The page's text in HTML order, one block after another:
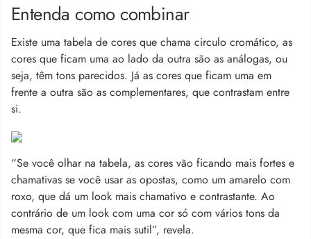
Entenda como combinar
Existe uma tabela de cores que chama circulo cromático, as
cores que ficam uma ao lado da outra são as análogas, ou
seja, têm tons parecidos. Já as cores que ficam uma em
frente a outra são as complementares, que contrastam entre
si.
“Se você olhar na tabela, as cores vão ficando mais fortes e
chamativas se você usar as opostas, como um amarelo com
roxo, que dá um look mais chamativo e contrastante. Ao
contrário de um look com uma cor só com vários tons da
mesma cor, que fica mais sutil”, revela.